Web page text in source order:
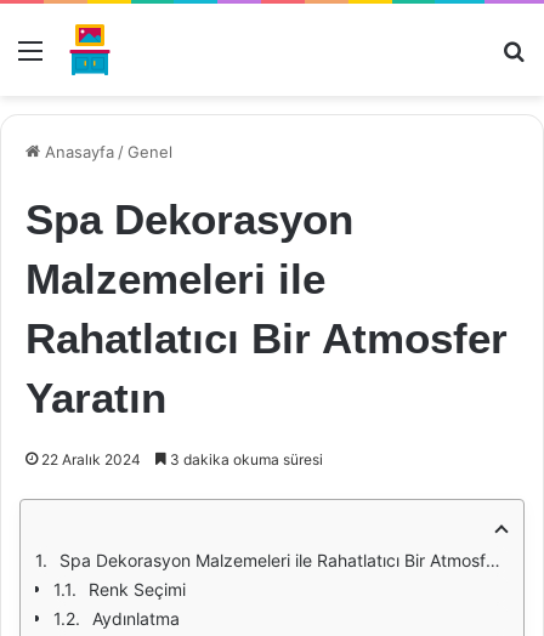
Menü
Anasayfa /Genel
Spa Dekorasyon
Malzemeleri ile
Rahatlatıcı Bir Atmosfer
Yaratın
22 Aralık 2024 3 dakika okuma süresi
Spa Dekorasyon Malzemeleri ile Rahatlatıcı Bir Atmosfer Yaratın
Renk Seçimi
Aydınlatma